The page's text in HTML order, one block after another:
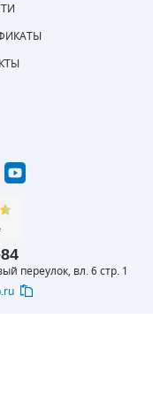
переулок, вл. 6 стр. 1